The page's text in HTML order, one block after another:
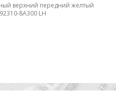
верхний передний желтый
8А300 LH